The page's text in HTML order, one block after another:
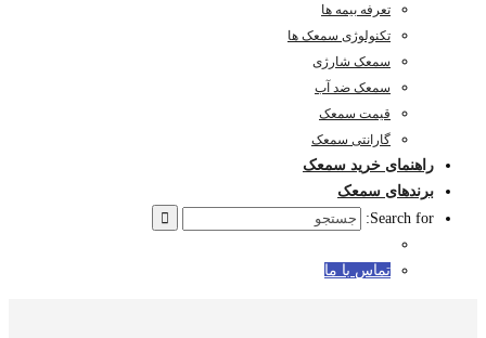
تعرفه بیمه ها
تکنولوژی سمعک ها
سمعک شارژی
سمعک ضد آب
قیمت سمعک
گارانتی سمعک
راهنمای خرید سمعک
برندهای سمعک
Search for:
تماس با ما